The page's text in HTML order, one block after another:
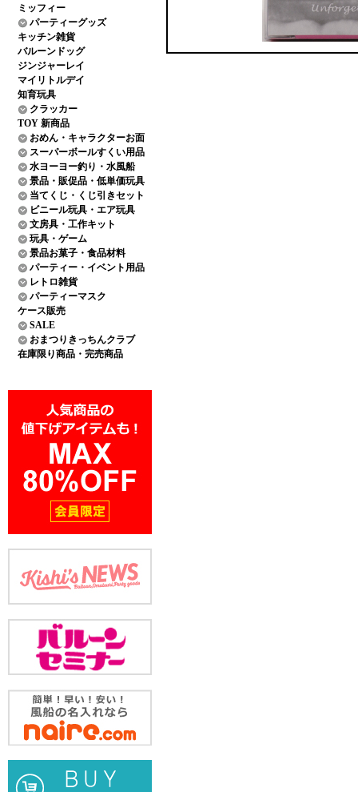
ミッフィー
パーティーグッズ
キッチン雑貨
バルーンドッグ
ジンジャーレイ
マイリトルデイ
知育玩具
クラッカー
TOY 新商品
おめん・キャラクターお面
スーパーボールすくい用品
水ヨーヨー釣り・水風船
景品・販促品・低単価玩具
当てくじ・くじ引きセット
ビニール玩具・エア玩具
文房具・工作キット
玩具・ゲーム
景品お菓子・食品材料
パーティー・イベント用品
レトロ雑貨
パーティーマスク
ケース販売
SALE
おまつりきっちんクラブ
在庫限り商品・完売商品